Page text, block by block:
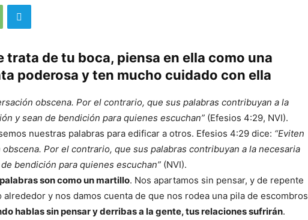
trata de tu boca, piensa en ella como una
poderosa y ten mucho cuidado con ella
obscena. Por el contrario, que sus palabras contribuyan a la
y sean de bendición para quienes escuchan” (Efesios 4:29, NVI).
nuestras palabras para edificar a otros. Efesios 4:29 dice: “Eviten
Por el contrario, que sus palabras contribuyan a la necesaria
bendición para quienes escuchan” (NVI).
son como un martillo. Nos apartamos sin pensar, y de repente
alrededor y nos damos cuenta de que nos rodea una pila de escombros
hablas sin pensar y derribas a la gente, tus relaciones sufrirán.